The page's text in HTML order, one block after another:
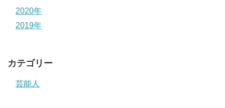
2020年
2019年
カテゴリー
芸能人